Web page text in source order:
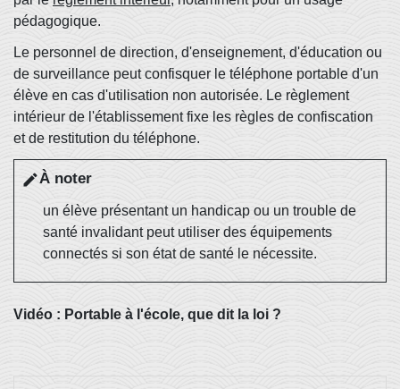
pédagogique.
Le personnel de direction, d'enseignement, d'éducation ou
de surveillance peut confisquer le téléphone portable d'un
élève en cas d'utilisation non autorisée. Le règlement
intérieur de l'établissement fixe les règles de confiscation
et de restitution du téléphone.
editÀ noter
un élève présentant un handicap ou un trouble de
santé invalidant peut utiliser des équipements
connectés si son état de santé le nécessite.
Vidéo : Portable à l'école, que dit la loi ?